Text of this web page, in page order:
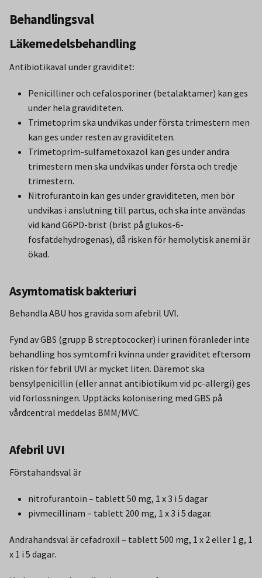
Behandlingsval
Läkemedelsbehandling
Antibiotikaval under graviditet:
Penicilliner och cefalosporiner (betalaktamer) kan ges
under hela graviditeten.
Trimetoprim ska undvikas under första trimestern men
kan ges under resten av graviditeten.
Trimetoprim-sulfametoxazol kan ges under andra
trimestern men ska undvikas under första och tredje
trimestern.
Nitrofurantoin kan ges under graviditeten, men bör
undvikas i anslutning till partus, och ska inte användas
vid känd G6PD-brist (brist på glukos-6-
fosfatdehydrogenas), då risken för hemolytisk anemi är
ökad.
Asymtomatisk bakteriuri
Behandla ABU hos gravida som afebril UVI.
Fynd av GBS (grupp B streptococker) i urinen föranleder inte
behandling hos symtomfri kvinna under graviditet eftersom
risken för febril UVI är mycket liten. Däremot ska
bensylpenicillin (eller annat antibiotikum vid pc-allergi) ges
vid förlossningen. Upptäcks kolonisering med GBS på
vårdcentral meddelas BMM/MVC.
Afebril UVI
Förstahandsval är
nitrofurantoin – tablett 50 mg, 1 x 3 i 5 dagar
pivmecillinam – tablett 200 mg, 1 x 3 i 5 dagar.
Andrahandsval är cefadroxil – tablett 500 mg, 1 x 2 eller 1 g, 1
x 1 i 5 dagar.